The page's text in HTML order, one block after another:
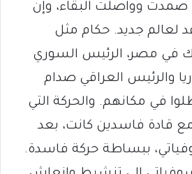
صمدت وواصلت البقاء، وإن
لعالم جديد. حكام مثل
في مصر، الرئيس السوري
والرئيس العراقي صدام
في مكانهم. والحركة التي
قادة فاسدين كانت، بعد
ببساطة حركة فاسدة.